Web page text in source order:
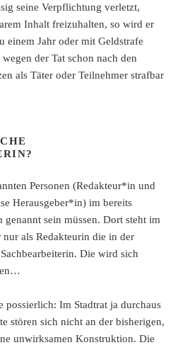
seine Verpflichtung verletzt,
Inhalt freizuhalten, so wird er
einem Jahr oder mit Geldstrafe
der Tat schon nach den
als Täter oder Teilnehmer strafbar
Personen (Redakteur*in und
Herausgeber*in) im bereits
genannt sein müssen. Dort steht im
nur als Redakteurin die in der
Die wird sich
possierlich: Im Stadtrat ja durchaus
stören sich nicht an der bisherigen,
unwirksamen Konstruktion. Die